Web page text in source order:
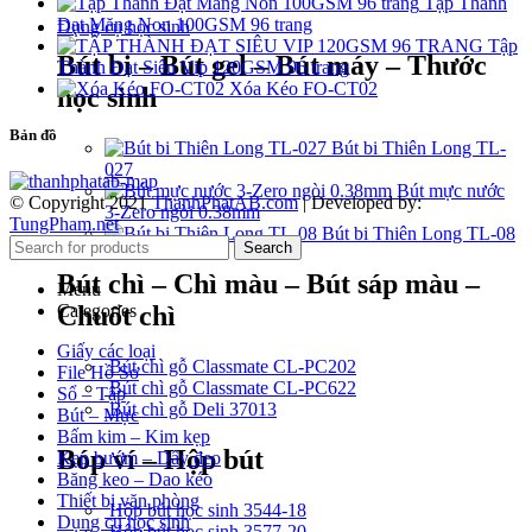
Dụng cụ học sinh
Bút bi – Bút gel – Bút máy – Thước
học sinh
Bút bi Thiên Long TL-
027
Bút mực nước
3-Zero ngòi 0.38mm
Bút bi Thiên Long TL-08
Bút chì – Chì màu – Bút sáp màu –
Chuốt chì
Bút chì gỗ Classmate CL-PC202
Bút chì gỗ Classmate CL-PC622
Bút chì gỗ Deli 37013
Bóp ví – Hộp bút
Hộp bút học sinh 3544-18
Đạt Măng Non 100GSM 96 trang
Tập
Thành Đạt Siêu Vip 120GSM 96 trang
Xóa Kéo FO-CT02
Bản đồ
© Copyright 2021ThanhPhatAB.com| Developed by:
TungPham.net
Search
Menu
Categories
Giấy các loại
File Hồ Sơ
Sổ – Tập
Bút – Mực
Bấm kim – Kim kẹp
Kẹp bướm – Dây đeo
Băng keo – Dao kéo
Thiết bị văn phòng
Dụng cụ học sinh